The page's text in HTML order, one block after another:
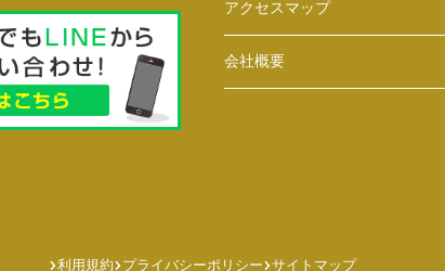
アクセスマップ
会社概要
利用規約 プライバシーポリシー サイトマップ